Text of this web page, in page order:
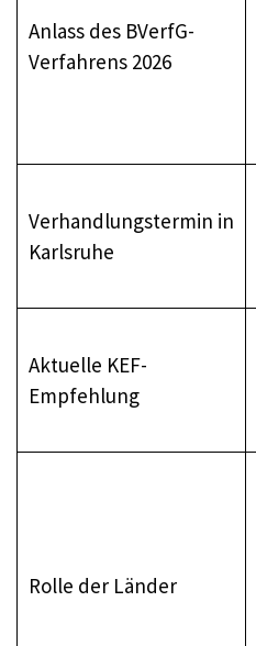
Anlass des BVerfG-
Verfahrens 2026
Verhandlungstermin in
Karlsruhe
Aktuelle KEF-
Empfehlung
Rolle der Länder